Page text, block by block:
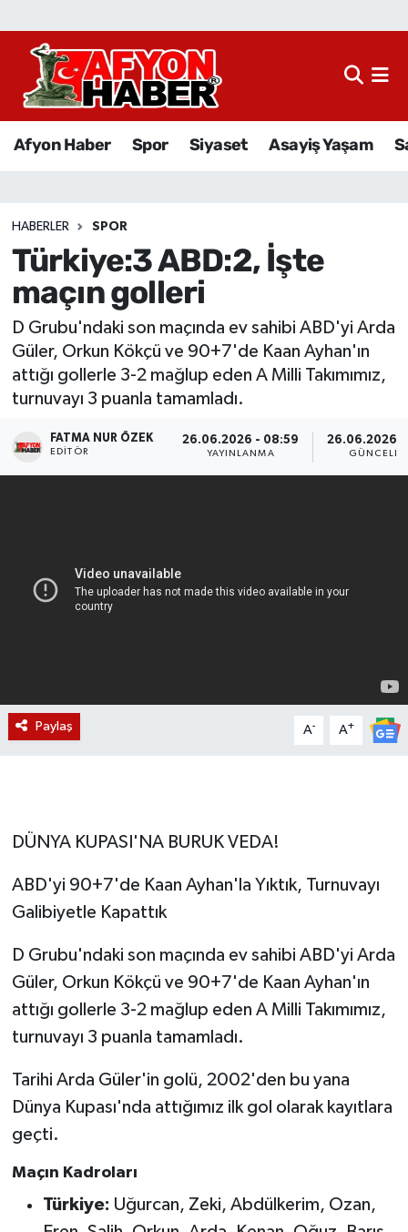
Afyon Haber Spor Siyaset Asayiş Yaşam
HABERLER SPOR
Türkiye:3 ABD:2, İşte
maçın golleri
D Grubu'ndaki son maçında ev sahibi ABD'yi Arda
Güler, Orkun Kökçü ve 90+7'de Kaan Ayhan'ın
attığı gollerle 3-2 mağlup eden A Milli Takımımız,
turnuvayı 3 puanla tamamladı.
FATMA NUR ÖZEK
EDITÖR
26.06.2026 - 08:59
YAYINLANMA
26.06.2026 -
Paylaş A- A+
DÜNYA KUPASI'NA BURUK VEDA!
ABD'yi 90+7'de Kaan Ayhan'la Yıktık, Turnuvayı
Galibiyetle Kapattık
D Grubu'ndaki son maçında ev sahibi ABD'yi Arda
Güler, Orkun Kökçü ve 90+7'de Kaan Ayhan'ın
attığı gollerle 3-2 mağlup eden A Milli Takımımız,
turnuvayı 3 puanla tamamladı.
Tarihi Arda Güler'in golü, 2002'den bu yana
Dünya Kupası'nda attığımız ilk gol olarak kayıtlara
geçti.
Maçın Kadroları
Türkiye: Uğurcan, Zeki, Abdülkerim, Ozan,
Afyon Haber
Sağlık
Eğitim
Sivil Toplum
Ekonomi
Magazin